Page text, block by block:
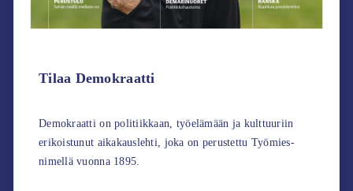
Tilaa Demokraatti
Demokraatti on politiikkaan, työelämään ja kulttuuriin
erikoistunut aikakauslehti, joka on perustettu Työmies-
nimellä vuonna 1895.